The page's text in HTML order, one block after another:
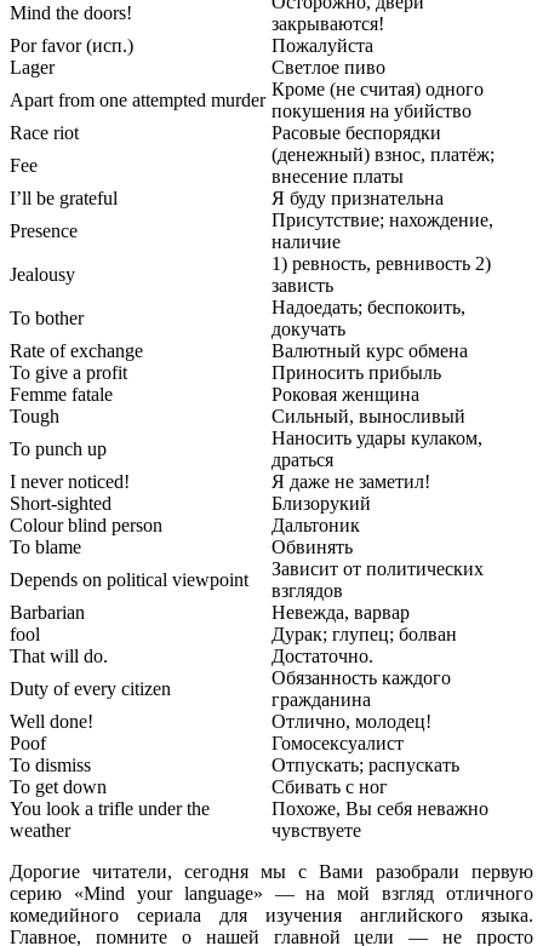
Mind the doors!
закрываются!
Por favor (исп.)
Пожалуйста
Lager
Светлое пиво
Apart from one attempted murder
Кроме (не считая) одного
покушения на убийство
Race riot
Расовые беспорядки
Fee
(денежный) взнос, платёж;
внесение платы
I’ll be grateful
Я буду признательна
Presence
Присутствие; нахождение,
наличие
Jealousy
1) ревность, ревнивость 2)
зависть
To bother
Надоедать; беспокоить,
докучать
Rate of exchange
Валютный курс обмена
To give a profit
Приносить прибыль
Femme fatale
Роковая женщина
Tough
Сильный, выносливый
To punch up
Наносить удары кулаком,
драться
I never noticed!
Я даже не заметил!
Short-sighted
Близорукий
Colour blind person
Дальтоник
To blame
Обвинять
Depends on political viewpoint
Зависит от политических
взглядов
Barbarian
Невежда, варвар
fool
Дурак; глупец; болван
That will do.
Достаточно.
Duty of every citizen
Обязанность каждого
гражданина
Well done!
Отлично, молодец!
Poof
Гомосексуалист
To dismiss
Отпускать; распускать
To get down
Сбивать с ног
You look a trifle under the
weather
Похоже, Вы себя неважно
чувствуете
Дорогие читатели, сегодня мы с Вами разобрали первую
серию «Mind your language» — на мой взгляд отличного
комедийного сериала для изучения английского языка.
Главное, помните о нашей главной цели — не просто